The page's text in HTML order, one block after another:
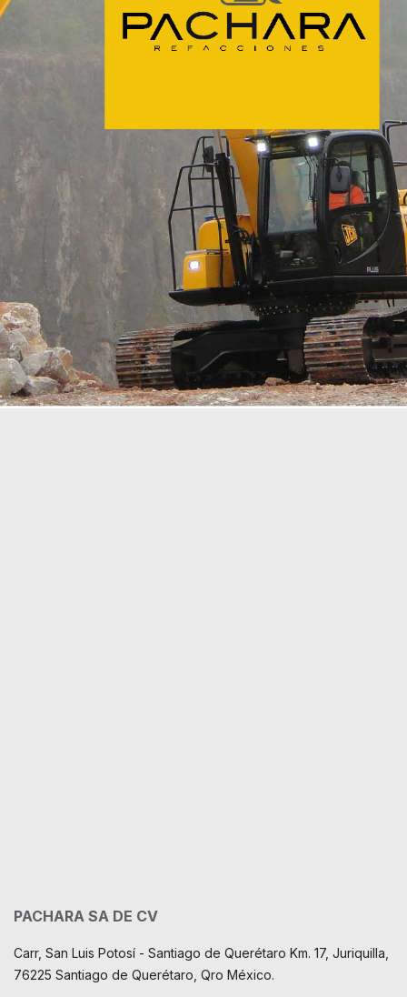
PACHARA SA DE CV
Carr, San Luis Potosí - Santiago de Querétaro Km. 17, Juriquilla,
76225 Santiago de Querétaro, Qro México.